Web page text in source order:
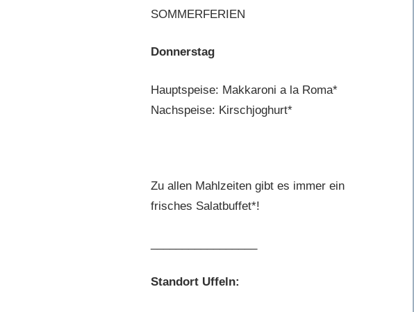
SOMMERFERIEN
Donnerstag
Hauptspeise: Makkaroni a la Roma*
Nachspeise: Kirschjoghurt*
Zu allen Mahlzeiten gibt es immer ein
frisches Salatbuffet*!
Standort Uffeln: